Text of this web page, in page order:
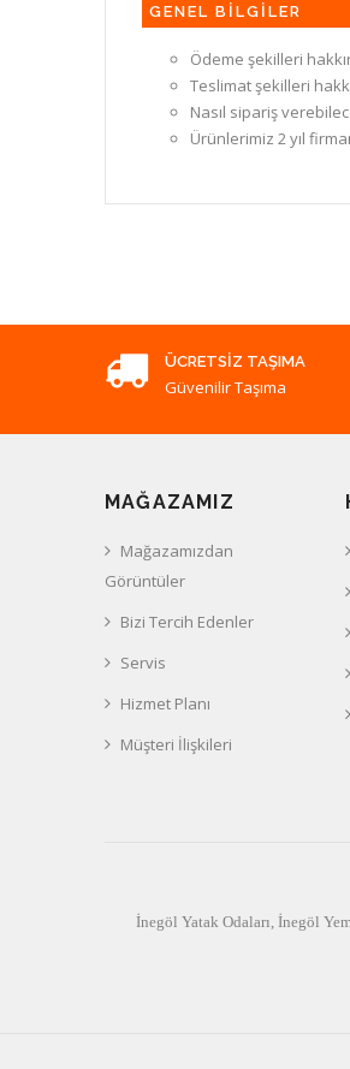
GENEL BİLGİLER
Ödeme şekilleri
Teslimat şekilleri
Nasıl sipariş
Ürünlerimiz 2 yıl
ÜCRETSIZ TAŞIMA
Güvenilir Taşıma
MAĞAZAMIZ
Mağazamızdan
Görüntüler
Bizi Tercih Edenler
Servis
Hizmet Planı
Müşteri İlişkileri
İnegöl Yatak Odaları İnegöl